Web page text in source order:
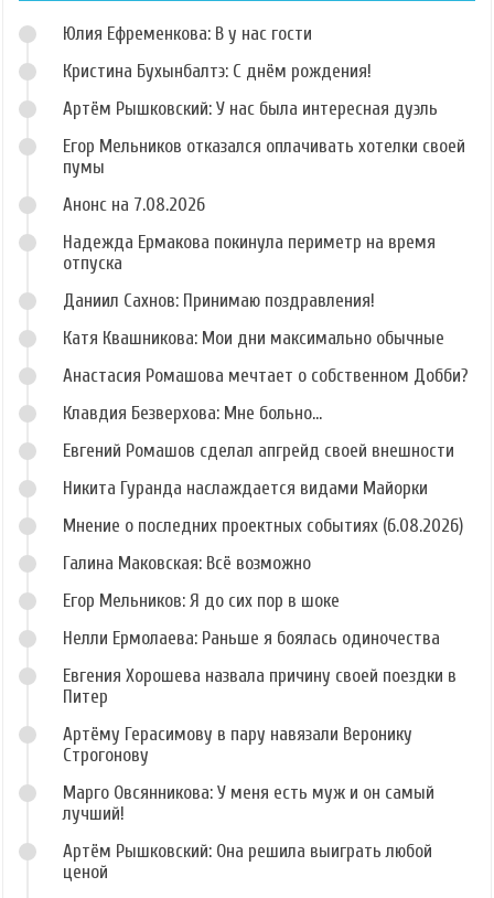
Юлия Ефременкова: В у нас гости
Кристина Бухынбалтэ: С днём рождения!
Артём Рышковский: У нас была интересная дуэль
Егор Мельников отказался оплачивать хотелки своей
пумы
Анонс на 7.08.2026
Надежда Ермакова покинула периметр на время
отпуска
Даниил Сахнов: Принимаю поздравления!
Катя Квашникова: Мои дни максимально обычные
Анастасия Ромашова мечтает о собственном Добби?
Клавдия Безверхова: Мне больно...
Евгений Ромашов сделал апгрейд своей внешности
Никита Гуранда наслаждается видами Майорки
Мнение о последних проектных событиях (6.08.2026)
Галина Маковская: Всё возможно
Егор Мельников: Я до сих пор в шоке
Нелли Ермолаева: Раньше я боялась одиночества
Евгения Хорошева назвала причину своей поездки в
Питер
Артёму Герасимову в пару навязали Веронику
Строгонову
Марго Овсянникова: У меня есть муж и он самый
лучший!
Артём Рышковский: Она решила выиграть любой
ценой